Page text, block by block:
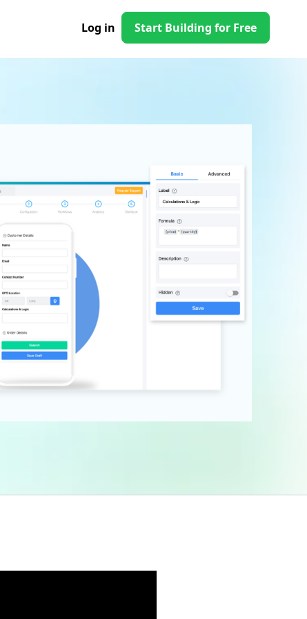
Log in Start Building for Free